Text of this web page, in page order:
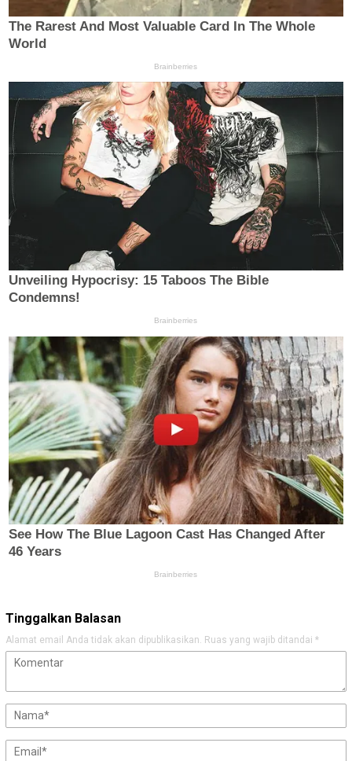
Tinggalkan Balasan
Alamat email Anda tidak akan dipublikasikan. Ruas yang wajib ditandai *